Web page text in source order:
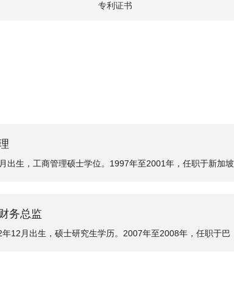
专利证书
出生，工商管理硕士学位。1997年至2001年，任职于新加坡
行董事；2008年至今，任职于公司；现任公司董事长、总
务总监
12月出生，硕士研究生学历。2007年至2008年，任职于巴